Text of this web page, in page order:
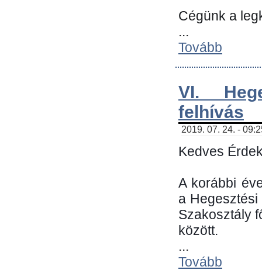
Cégünk a
...
Tovább
VI.
felhívás
2019. 07. 24. -
Kedves
A korábbi
a
Szakosztály
között.
...
Tovább